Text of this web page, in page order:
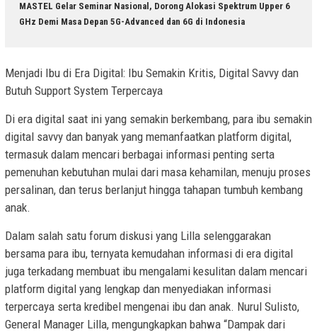
MASTEL Gelar Seminar Nasional, Dorong Alokasi Spektrum Upper 6
GHz Demi Masa Depan 5G-Advanced dan 6G di Indonesia
Menjadi Ibu di Era Digital: Ibu Semakin Kritis, Digital Savvy dan
Butuh Support System Terpercaya
Di era digital saat ini yang semakin berkembang, para ibu semakin
digital savvy dan banyak yang memanfaatkan platform digital,
termasuk dalam mencari berbagai informasi penting serta
pemenuhan kebutuhan mulai dari masa kehamilan, menuju proses
persalinan, dan terus berlanjut hingga tahapan tumbuh kembang
anak.
Dalam salah satu forum diskusi yang Lilla selenggarakan
bersama para ibu, ternyata kemudahan informasi di era digital
juga terkadang membuat ibu mengalami kesulitan dalam mencari
platform digital yang lengkap dan menyediakan informasi
terpercaya serta kredibel mengenai ibu dan anak. Nurul Sulisto,
General Manager Lilla, mengungkapkan bahwa “Dampak dari